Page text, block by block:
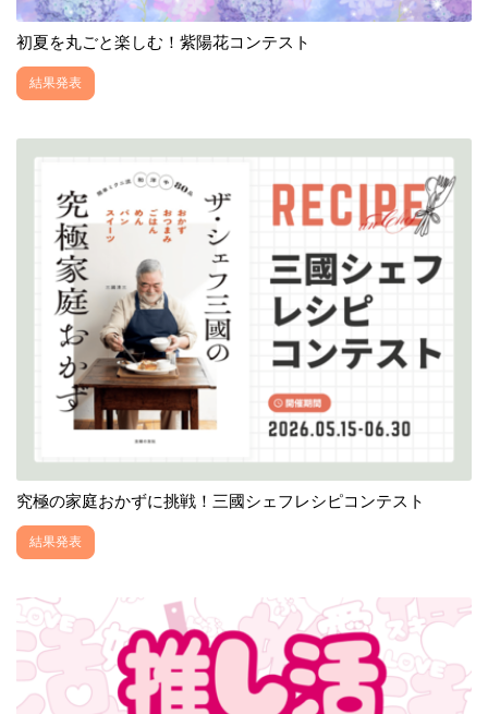
初夏を丸ごと楽しむ！紫陽花コンテスト
結果発表
究極の家庭おかずに挑戦！三國シェフレシピコンテスト
結果発表